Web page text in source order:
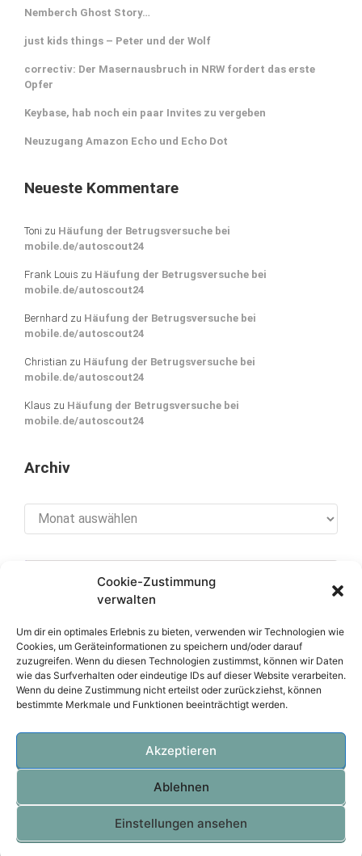
Cookie-Zustimmung
verwalten
Um dir ein optimales Erlebnis zu bieten, verwenden wir Technologien wie
Cookies, um Geräteinformationen zu speichern und/oder darauf
zuzugreifen. Wenn du diesen Technologien zustimmst, können wir Daten
wie das Surfverhalten oder eindeutige IDs auf dieser Website verarbeiten.
Wenn du deine Zustimmung nicht erteilst oder zurückziehst, können
bestimmte Merkmale und Funktionen beeinträchtigt werden.
Akzeptieren
Ablehnen
Einstellungen ansehen
Nemberch Ghost Story…
just kids things – Peter und der Wolf
correctiv: Der Masernausbruch in NRW fordert das erste
Opfer
Keybase, hab noch ein paar Invites zu vergeben
Neuzugang Amazon Echo und Echo Dot
Neueste Kommentare
Toni zu Häufung der Betrugsversuche bei
mobile.de/autoscout24
Frank Louis zu Häufung der Betrugsversuche bei
mobile.de/autoscout24
Bernhard zu Häufung der Betrugsversuche bei
mobile.de/autoscout24
Christian zu Häufung der Betrugsversuche bei
mobile.de/autoscout24
Klaus zu Häufung der Betrugsversuche bei
mobile.de/autoscout24
Archiv
[cookies_revoke]
Über diese Seite
Datenschutzerklärung